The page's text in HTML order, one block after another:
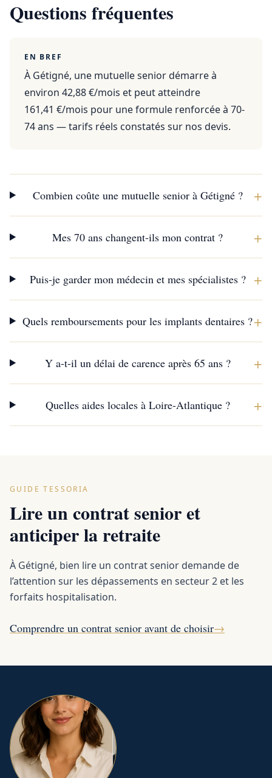
Questions fréquentes
EN BREF
À Gétigné, une mutuelle senior démarre à
environ 42,88 €/mois et peut atteindre
161,41 €/mois pour une formule renforcée à 70-
74 ans — tarifs réels constatés sur nos devis.
Combien coûte une mutuelle senior à Gétigné ? +
Mes 70 ans changent-ils mon contrat ? +
Puis-je garder mon médecin et mes spécialistes ? +
Quels remboursements pour les implants dentaires ?+
Y a-t-il un délai de carence après 65 ans ? +
Quelles aides locales à Loire-Atlantique ? +
GUIDE TESSORIA
Lire un contrat senior et
anticiper la retraite
À Gétigné, bien lire un contrat senior demande de
l’attention sur les dépassements en secteur 2 et les
forfaits hospitalisation.
Comprendre un contrat senior avant de choisir→